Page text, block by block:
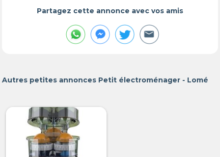
Partagez cette annonce avec vos amis
Autres petites annonces Petit électroménager - Lomé